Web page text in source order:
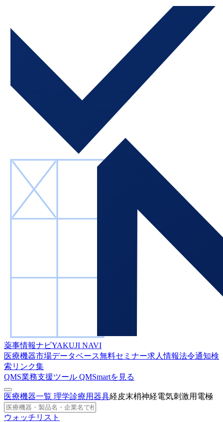
薬事情報ナビYAKUJI NAVI
医療機器市場データベース無料セミナー求人情報法令通知検
索 リンク集
QMS業務支援ツール QMSmartを見る
医療機器一覧 理学診療用器具経皮末梢神経電気刺激用電極
ウォッチリスト